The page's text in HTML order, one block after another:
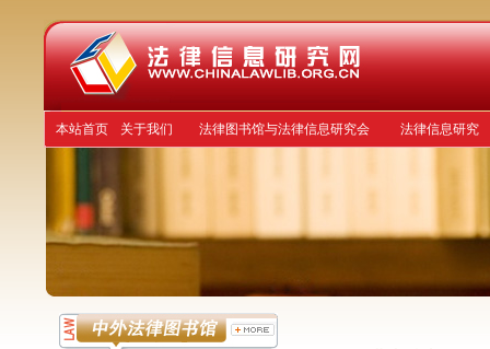
本站首页 关于我们 法律图书馆与法律信息研究会 法律信息研究